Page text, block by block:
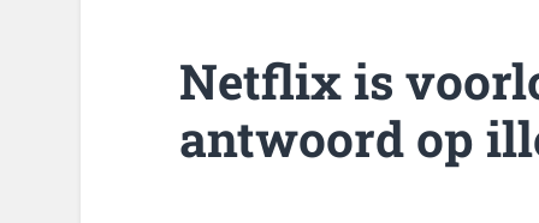
Netflix is
antwoord op